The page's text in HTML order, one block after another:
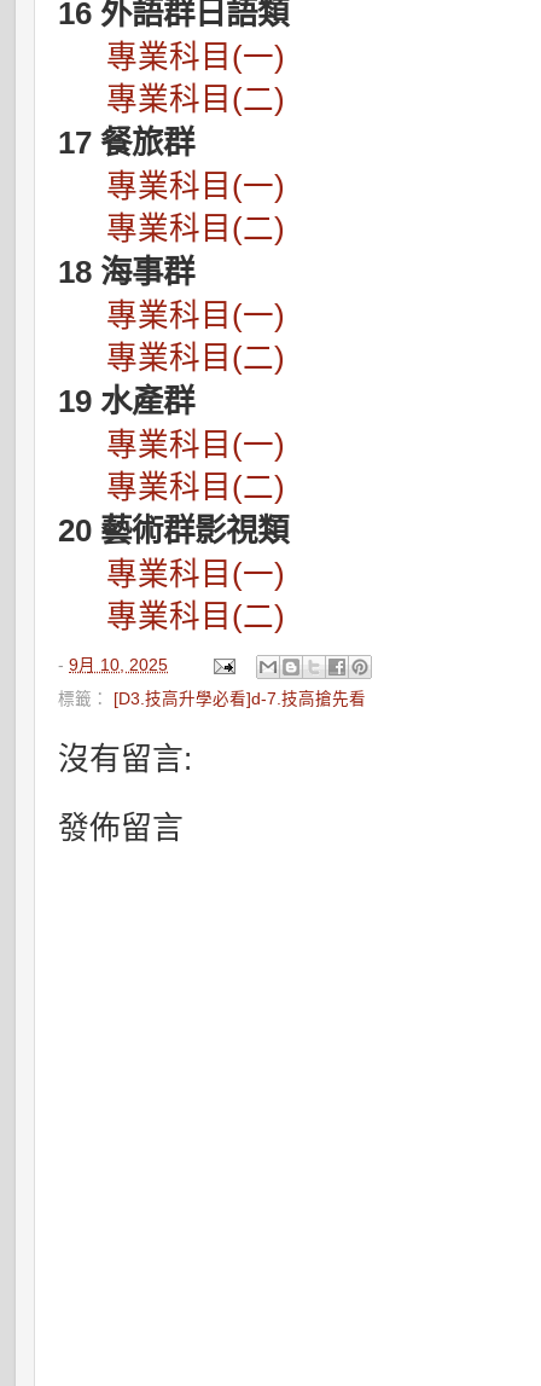
16 外語群日語類
專業科目(一)
專業科目(二)
17 餐旅群
專業科目(一)
專業科目(二)
18 海事群
專業科目(一)
專業科目(二)
19 水產群
專業科目(一)
專業科目(二)
20 藝術群影視類
專業科目(一)
專業科目(二)
-9月 10, 2025
標籤： [D3.技高升學必看]d-7.技高搶先看
沒有留言:
發佈留言